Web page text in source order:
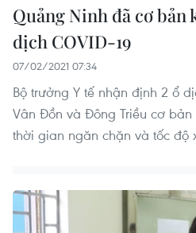
Quảng Ninh đã cơ bản
dịch COVID-19
07/02/2021 07:34
Bộ trưởng Y tế nhận định 2 ổ
Vân Đồn và Đông Triều cơ
thời gian ngăn chặn và tốc độ